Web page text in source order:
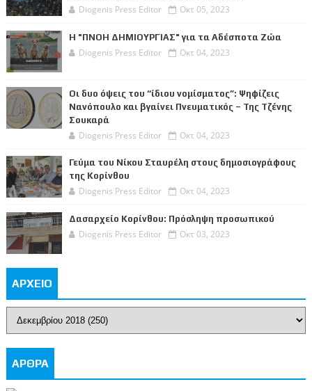
Diogenis Press Editor Οκτ 05, 2023
Η "ΠΝΟΗ ΔΗΜΙΟΥΡΓΙΑΣ" για τα Αδέσποτα Ζώα
Diogenis Press Editor Οκτ 04, 2023
Οι δυο όψεις του “ίδιου νομίσματος”: Ψηφίζεις
Νανόπουλο και βγαίνει Πνευματικός – Της Τζένης
Σουκαρά
Diogenis Press Editor Οκτ 04, 2023
Γεύμα του Νίκου Σταυρέλη στους δημοσιογράφους
της Κορίνθου
Diogenis Press Editor Οκτ 04, 2023
Δασαρχείο Κορίνθου: Πρόσληψη προσωπικού
Diogenis Press Editor Οκτ 03, 2023
ΑΡΧΕΙΟ
ΑΡΘΡΑ